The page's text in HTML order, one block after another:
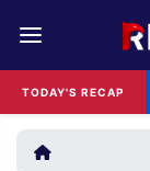
TODAY'S RECAP
REDAKSI
RESOLUSI